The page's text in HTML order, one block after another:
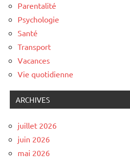
Parentalité
Psychologie
Santé
Transport
Vacances
Vie quotidienne
ARCHIVES
juillet 2026
juin 2026
mai 2026